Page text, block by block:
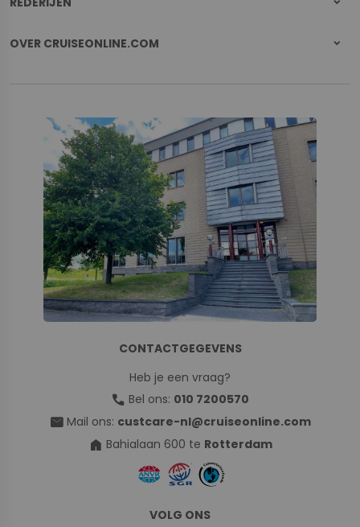
OVER CRUISEONLINE.COM
CONTACTGEGEVENS
Heb je een vraag?
call Bel ons: 010 7200570
mail Mail ons: custcare-nl@cruiseonline.com
home Bahialaan 600 te Rotterdam
VOLG ONS